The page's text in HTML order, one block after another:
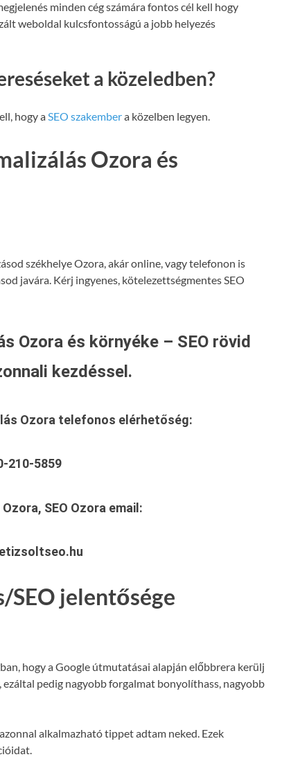
minden cég számára fontos cél kell hogy
weboldal kulcsfontosságú a jobb helyezés
a közeledben?
hogy aSEO szakembera közelben legyen.
Ozora és
székhelye Ozora, akár online, vagy telefonon is
javára. Kérj ingyenes, kötelezettségmentes SEO
Ozora és környéke – SEO rövid
kezdéssel.
Ozora telefonos elérhetőség:
210-5859
SEO Ozora email:
jelentősége
hogy a Google útmutatásai alapján előbbrera kerülj
pedig nagyobb forgalmat bonyolíthass, nagyobb
alkalmazható tippet adtam neked. Ezek